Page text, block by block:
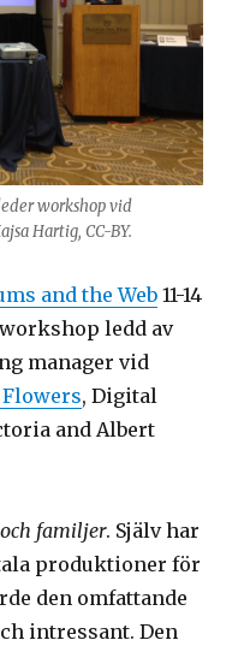
workshop vid
Hartig, CC-BY.
and the Web 11-14
ledd av
manager vid
, Digital
and Albert
familjer. Själv har
produktioner för
den omfattande
intressant. Den